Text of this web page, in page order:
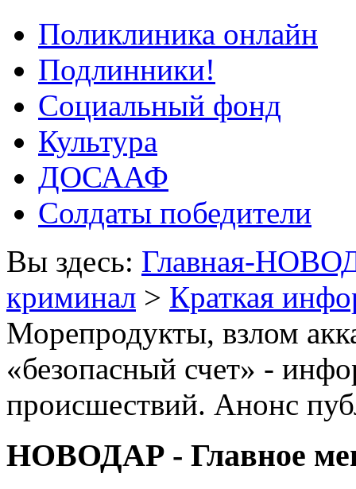
Поликлиника онлайн
Подлинники!
Социальный фонд
Культура
ДОСААФ
Солдаты победители
Вы здесь: Главная-
криминал > Краткая
Морепродукты, взлом
«безопасный счет» -
происшествий. Анонс
НОВОДАР - Главное